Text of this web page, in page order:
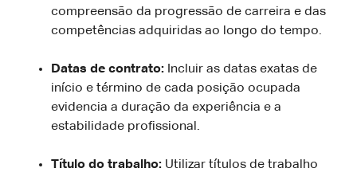
compreensão da progressão de carreira e das
competências adquiridas ao longo do tempo.
Datas de contrato: Incluir as datas exatas de
início e término de cada posição ocupada
evidencia a duração da experiência e a
estabilidade profissional.
Título do trabalho: Utilizar títulos de trabalho